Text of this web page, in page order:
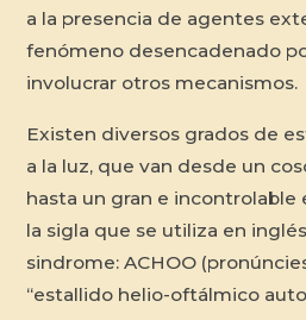
a la presencia de agentes
fenómeno desencadenado
involucrar otros mecanismos.
Existen diversos grados de
a la luz, que van desde un
hasta un gran e incontrolable
la sigla que se utiliza en
sindrome: ACHOO
“estallido helio-oftálmico